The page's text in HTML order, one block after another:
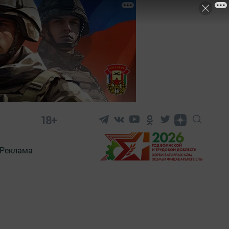
18+
Реклама